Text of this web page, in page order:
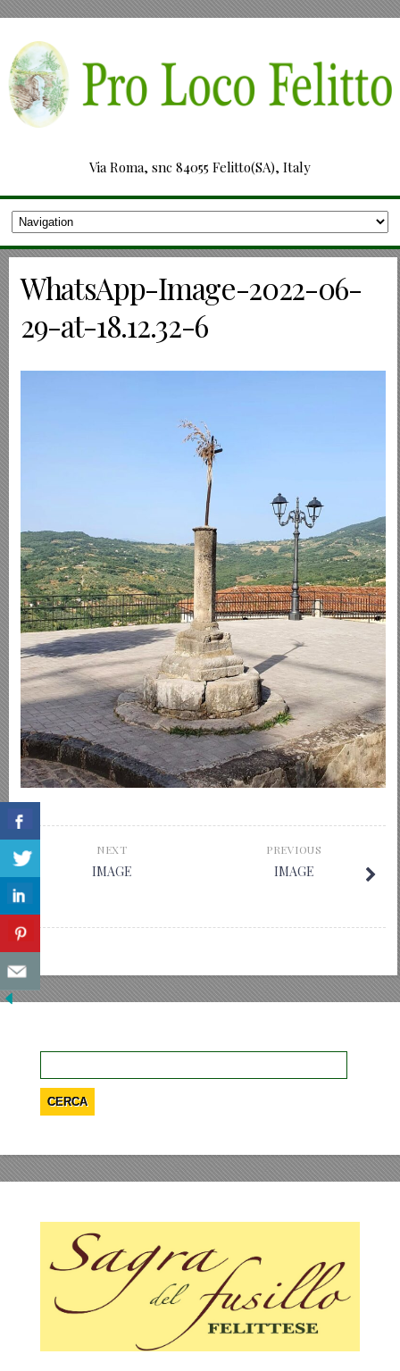
Via Roma, snc 84055 Felitto(SA), Italy
WhatsApp-Image-2022-06-
29-at-18.12.32-6
PREVIOUS
IMAGE
NEXT
IMAGE